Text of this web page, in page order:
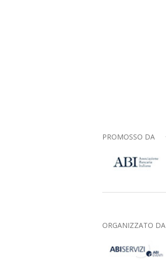
PROMOSSO DA
ORGANIZZATO DA